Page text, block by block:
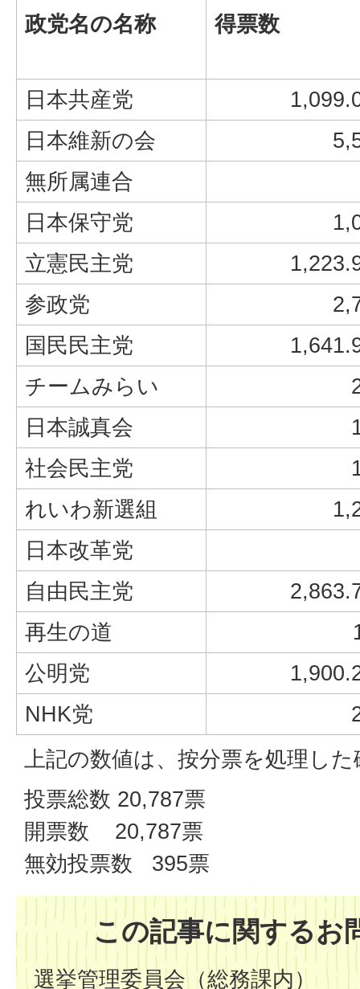
政党名の名称 得票数
日本共産党
日本維新の会
無所属連合
日本保守党
立憲民主党
参政党
国民民主党
チームみらい
日本誠真会
社会民主党
れいわ新選組
日本改革党
自由民主党
再生の道
公明党
NHK党
上記の数値は、按分票を処理し
投票総数 20,787票
開票数 20,787票
無効投票数 395票
この記事に関するお
選挙管理委員会（総務課内）